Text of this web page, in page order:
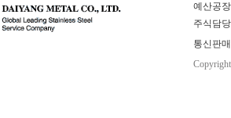
예산공
주식담
통신판